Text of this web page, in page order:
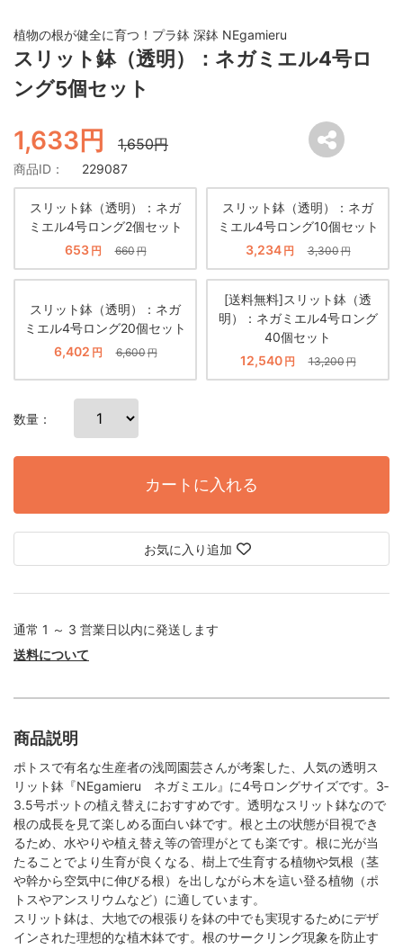
植物の根が健全に育つ！プラ鉢 深鉢 NEgamieru
スリット鉢（透明）：ネガミエル4号ロ
ング5個セット
1,633円 1,650円
商品ID： 229087
スリット鉢（透明）：ネガ
ミエル4号ロング2個セット
653 円 660円
スリット鉢（透明）：ネガ
ミエル4号ロング10個セット
3,234 円 3,300円
スリット鉢（透明）：ネガ
ミエル4号ロング20個セット
6,402 円 6,600円
[送料無料]スリット鉢（透
明）：ネガミエル4号ロング
40個セット
12,540 円 13,200円
数量：
カートに入れる
お気に入り追加
通常 1 ～ 3 営業日以内に発送します
送料について
商品説明
ポトスで有名な生産者の浅岡園芸さんが考案した、人気の透明ス
リット鉢『NEgamieru ネガミエル』に4号ロングサイズです。3‐
3.5号ポットの植え替えにおすすめです。透明なスリット鉢なので
根の成長を見て楽しめる面白い鉢です。根と土の状態が目視でき
るため、水やりや植え替え等の管理がとても楽です。根に光が当
たることでより生育が良くなる、樹上で生育する植物や気根（茎
や幹から空気中に伸びる根）を出しながら木を這い登る植物（ポ
トスやアンスリウムなど）に適しています。
スリット鉢は、大地での根張りを鉢の中でも実現するためにデザ
インされた理想的な植木鉢です。根のサークリング現象を防止す